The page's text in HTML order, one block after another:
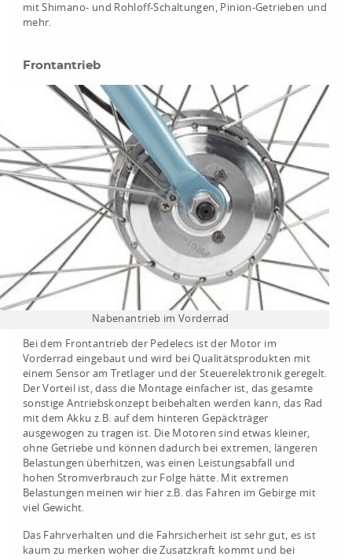
mit Shimano- und Rohloff-Schaltungen, Pinion-Getrieben und
mehr.
Frontantrieb
Nabenantrieb im Vorderrad
Bei dem Frontantrieb der Pedelecs ist der Motor im
Vorderrad eingebaut und wird bei Qualitätsprodukten mit
einem Sensor am Tretlager und der Steuerelektronik geregelt.
Der Vorteil ist, dass die Montage einfacher ist, das gesamte
sonstige Antriebskonzept beibehalten werden kann, das Rad
mit dem Akku z.B. auf dem hinteren Gepäckträger
ausgewogen zu tragen ist. Die Motoren sind etwas kleiner,
ohne Getriebe und können dadurch bei extremen, längeren
Belastungen überhitzen, was einen Leistungsabfall und
hohen Stromverbrauch zur Folge hätte. Mit extremen
Belastungen meinen wir hier z.B. das Fahren im Gebirge mit
viel Gewicht.
Das Fahrverhalten und die Fahrsicherheit ist sehr gut, es ist
kaum zu merken woher die Zusatzkraft kommt und bei